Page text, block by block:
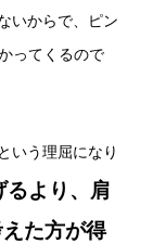
いからで、ピン
ってくるので
という理屈になり
るより、肩
た方が得